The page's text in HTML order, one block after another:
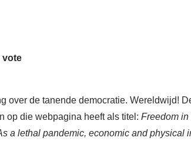
vote
over de tanende democratie. Wereldwijd!
op die webpagina heeft als titel: Freedom in
a lethal pandemic, economic and physical